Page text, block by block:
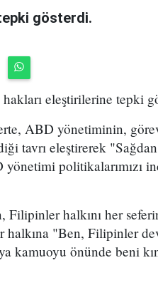
gösterdi.
eleştirilerine tepki
ABD yönetiminin,
tavrı eleştirerek
politikalarımızı
halkını her
halkına "Ben, Filipinler
önünde beni